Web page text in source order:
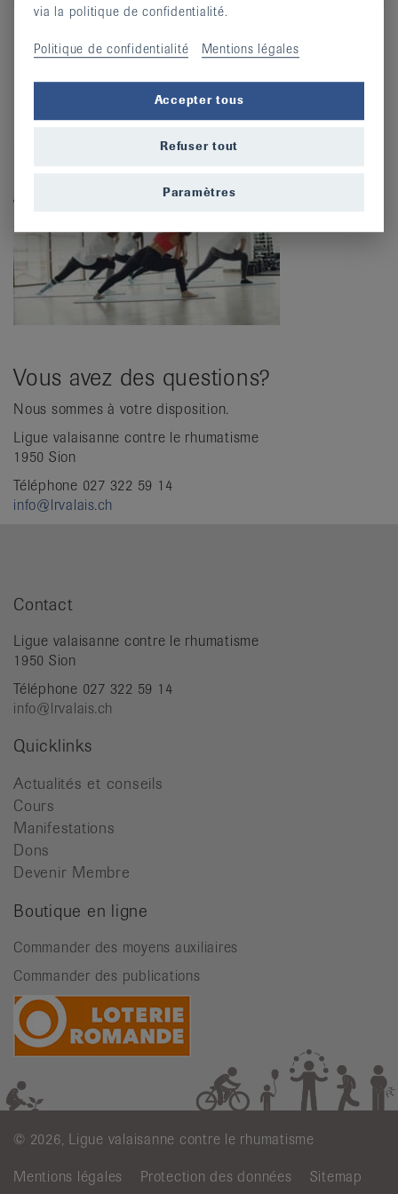
Vous avez des questions?
Nous sommes à votre disposition.
Ligue valaisanne contre le rhumatisme
1950 Sion
Téléphone 027 322 59 14
info@lrvalais.ch
Contact
Ligue valaisanne contre le rhumatisme
1950 Sion
Téléphone 027 322 59 14
info@lrvalais.ch
Quicklinks
Actualités et conseils
Cours
Manifestations
Dons
Devenir Membre
Boutique en ligne
Commander des moyens auxiliaires
Commander des publications
© 2026, Ligue valaisanne contre le rhumatisme
Mentions légales
Protection des données Sitemap
via la politique de confidentialité.
Politique de confidentialité Mentions légales
Accepter tous
Refuser tout
Paramètres